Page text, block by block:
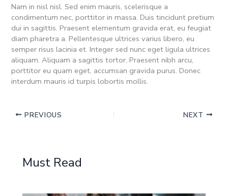
Nam in nisl nisl. Sed enim mauris, scelerisque a
condimentum nec, porttitor in massa. Duis tincidunt pretium
dui in sagittis. Praesent elementum gravida erat, eu feugiat
diam pharetra a. Pellentesque ultrices varius libero, eu
semper risus lacinia et. Integer sed nunc eget ligula ultrices
aliquam. Aliquam a sagittis tortor. Praesent nibh arcu,
porttitor eu quam eget, accumsan gravida purus. Donec
interdum mauris id turpis lobortis mollis.
PREVIOUS NEXT
Must Read